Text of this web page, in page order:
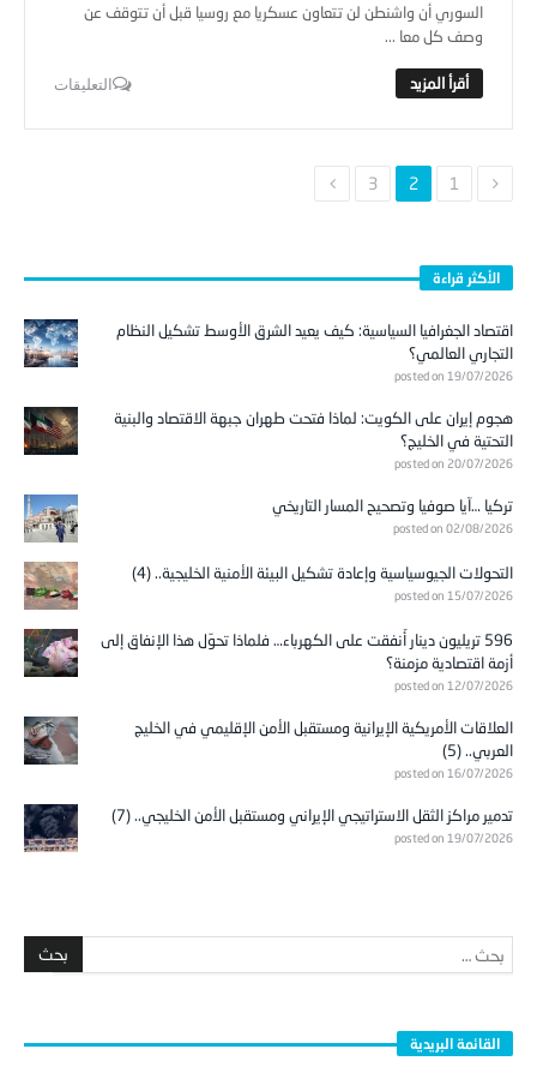
السوري أن واشنطن لن تتعاون عسكريا مع روسيا قبل أن تتوقف عن
وصف كل معا ...
التعليقات
1
2
3
الأكثر قراءة
اقتصاد الجغرافيا السياسية: كيف يعيد الشرق الأوسط تشكيل النظام
التجاري العالمي؟
posted on 19/07/2026
هجوم إيران على الكويت: لماذا فتحت طهران جبهة الاقتصاد والبنية
التحتية في الخليج؟
posted on 20/07/2026
تركيا …آيا صوفيا وتصحيح المسار التاريخي
posted on 02/08/2026
التحولات الجيوسياسية وإعادة تشكيل البيئة الأمنية الخليجية.. (4)
posted on 15/07/2026
596 تريليون دينار أُنفقت على الكهرباء… فلماذا تحوّل هذا الإنفاق إلى
أزمة اقتصادية مزمنة؟
posted on 12/07/2026
العلاقات الأمريكية الإيرانية ومستقبل الأمن الإقليمي في الخليج
العربي.. (5)
posted on 16/07/2026
تدمير مراكز الثقل الاستراتيجي الإيراني ومستقبل الأمن الخليجي.. (7)
posted on 19/07/2026
القائمة البريدية